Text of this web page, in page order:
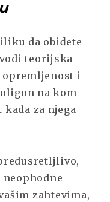
da obiđete
teorijska
opremljenost i
na kom
za njega
zahtevima,